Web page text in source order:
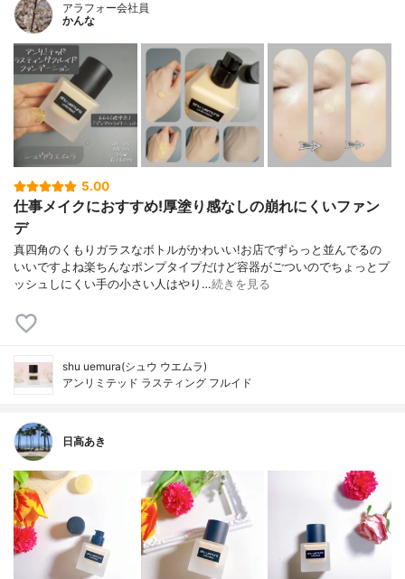
アラフォー会社員
かんな
5.00
仕事メイクにおすすめ!厚塗り感なしの崩れにくいファン
デ
真四角のくもりガラスなボトルがかわいい!お店でずらっと並んでるの
いいですよね楽ちんなポンプタイプだけど容器がごついのでちょっとプ
ッシュしにくい手の小さい人はやり…続きを見る
shu uemura(シュウ ウエムラ)
アンリミテッド ラスティング フルイド
日高あき